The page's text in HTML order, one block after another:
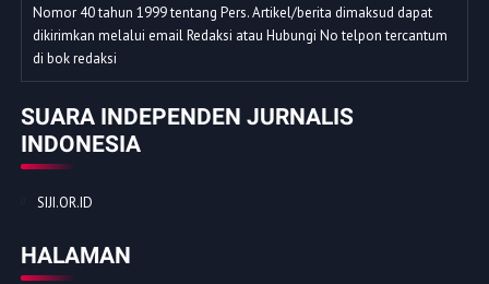
Nomor 40 tahun 1999 tentang Pers. Artikel/berita dimaksud dapat
dikirimkan melalui email Redaksi atau Hubungi No telpon tercantum
di bok redaksi
SUARA INDEPENDEN JURNALIS
INDONESIA
SIJI.OR.ID
HALAMAN